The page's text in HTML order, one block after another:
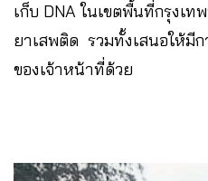
เก็บ DNA ในเขตพื้นที่กรุงเ
ยาเสพติด รวมทั้งเสนอให้มี
ของเจ้าหน้าที่ด้วย